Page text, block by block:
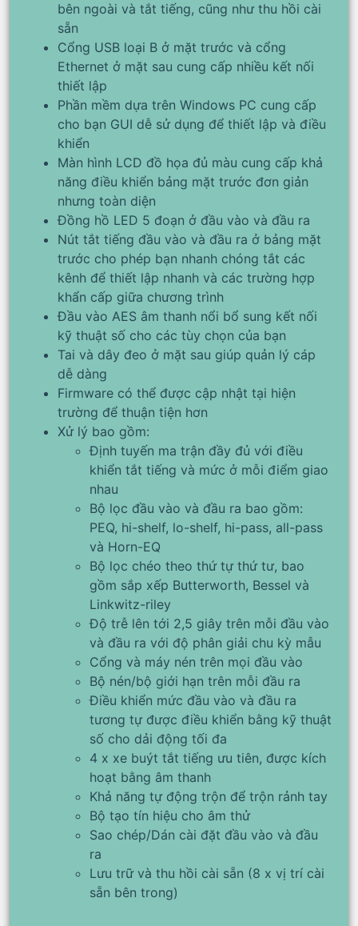
bên ngoài và tắt tiếng, cũng như thu hồi cài
sẵn
Cổng USB loại B ở mặt trước và cổng
Ethernet ở mặt sau cung cấp nhiều kết nối
thiết lập
Phần mềm dựa trên Windows PC cung cấp
cho bạn GUI dễ sử dụng để thiết lập và điều
khiển
Màn hình LCD đồ họa đủ màu cung cấp khả
năng điều khiển bảng mặt trước đơn giản
nhưng toàn diện
Đồng hồ LED 5 đoạn ở đầu vào và đầu ra
Nút tắt tiếng đầu vào và đầu ra ở bảng mặt
trước cho phép bạn nhanh chóng tắt các
kênh để thiết lập nhanh và các trường hợp
khẩn cấp giữa chương trình
Đầu vào AES âm thanh nổi bổ sung kết nối
kỹ thuật số cho các tùy chọn của bạn
Tai và dây đeo ở mặt sau giúp quản lý cáp
dễ dàng
Firmware có thể được cập nhật tại hiện
trường để thuận tiện hơn
Xử lý bao gồm:
Định tuyến ma trận đầy đủ với điều
khiển tắt tiếng và mức ở mỗi điểm giao
nhau
Bộ lọc đầu vào và đầu ra bao gồm:
PEQ, hi-shelf, lo-shelf, hi-pass, all-pass
và Horn-EQ
Bộ lọc chéo theo thứ tự thứ tư, bao
gồm sắp xếp Butterworth, Bessel và
Linkwitz-riley
Độ trễ lên tới 2,5 giây trên mỗi đầu vào
và đầu ra với độ phân giải chu kỳ mẫu
Cổng và máy nén trên mọi đầu vào
Bộ nén/bộ giới hạn trên mỗi đầu ra
Điều khiển mức đầu vào và đầu ra
tương tự được điều khiển bằng kỹ thuật
số cho dải động tối đa
4 x xe buýt tắt tiếng ưu tiên, được kích
hoạt bằng âm thanh
Khả năng tự động trộn để trộn rảnh tay
Bộ tạo tín hiệu cho âm thử
Sao chép/Dán cài đặt đầu vào và đầu
ra
Lưu trữ và thu hồi cài sẵn (8 x vị trí cài
sẵn bên trong)